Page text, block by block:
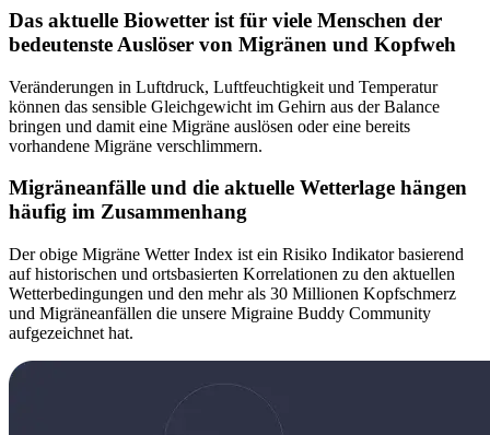
Das aktuelle Biowetter ist für viele Menschen der
bedeutenste Auslöser von Migränen und Kopfweh
Veränderungen in Luftdruck, Luftfeuchtigkeit und Temperatur
können das sensible Gleichgewicht im Gehirn aus der Balance
bringen und damit eine Migräne auslösen oder eine bereits
vorhandene Migräne verschlimmern.
Migräneanfälle und die aktuelle Wetterlage hängen
häufig im Zusammenhang
Der obige Migräne Wetter Index ist ein Risiko Indikator basierend
auf historischen und ortsbasierten Korrelationen zu den aktuellen
Wetterbedingungen und den mehr als 30 Millionen Kopfschmerz
und Migräneanfällen die unsere Migraine Buddy Community
aufgezeichnet hat.